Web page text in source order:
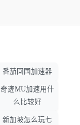
番茄回国加速器
奇迹MU加速用什
么比较好
新加坡怎么玩七